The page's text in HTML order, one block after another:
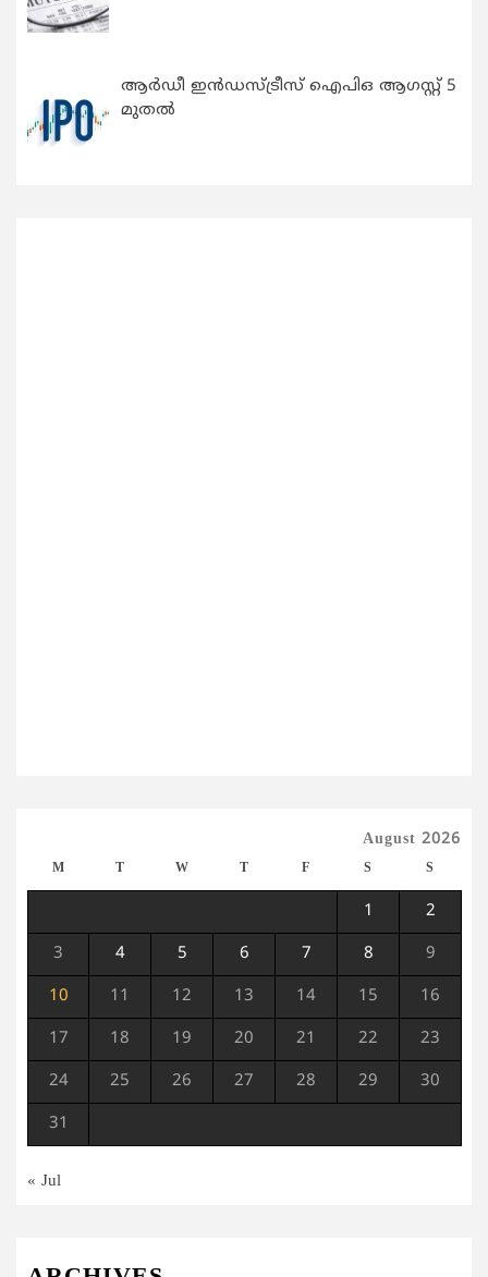
ആർഡീ ഇൻഡസ്ട്രീസ് ഐപിഒ ആഗസ്റ്റ് 5
മുതൽ
August 2026
M T W T F S S
1 2
3 4 5 6 7 8 9
10 11 12 13 14 15 16
17 18 19 20 21 22 23
24 25 26 27 28 29 30
31
« Jul